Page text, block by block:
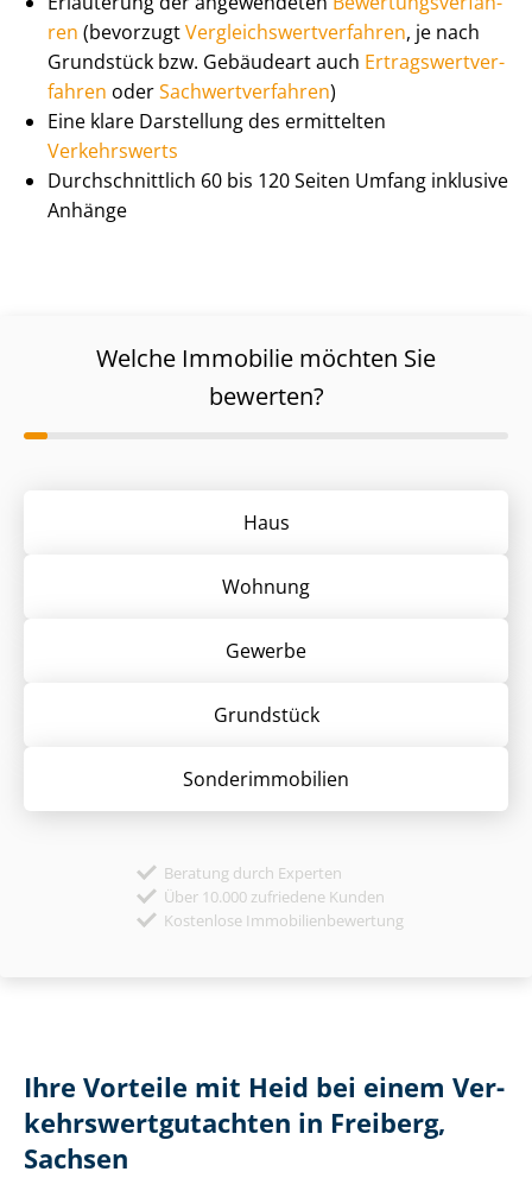
ren (bevorzugtVer­gleichs­wert­ver­fah­ren, je nach
Grundstück bzw. Gebäudeart auch Er­trags­wert­ver­
fah­ren oderSach­wert­ver­fah­ren)
Eine klare Darstellung des ermittelten
Verkehrswerts
Durch­schnitt­lich 60 bis 120 Seiten Umfang inklusive
Anhänge
Welche Immobilie möchten Sie
bewerten?
Haus
Wohnung
Gewerbe
Grund­stück
Sonder­immobilien
Beratung durch Experten
Über 10.000 zufriedene Kunden
Kostenlose Immobilienbewertung
Ihre Vorteile mit Heid bei einem Ver­
kehrs­wert­gut­ach­ten in Freiberg,
Sachsen